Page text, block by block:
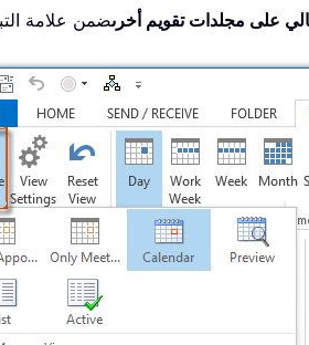
على مجلدات تقويم أخرىضمن علامة